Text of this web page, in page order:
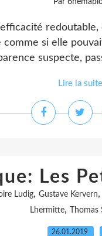
Par
comme si elle
suspecte,
Lire la suite
Les
Ludig, Gustave Kervern,
Lhermitte, Thomas
26.01.2019